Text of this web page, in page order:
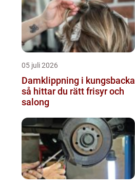
05 juli 2026
Damklippning i kungsbacka
så hittar du rätt frisyr och
salong